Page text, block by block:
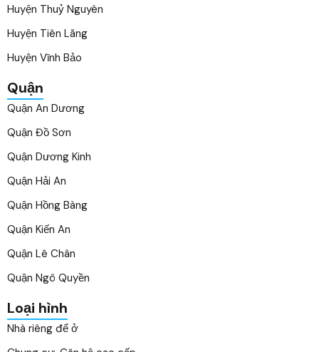
Huyện Thuỷ Nguyên
Huyện Tiên Lãng
Huyện Vĩnh Bảo
Quận
Quận An Dương
Quận Đồ Sơn
Quận Dương Kinh
Quận Hải An
Quận Hồng Bàng
Quận Kiến An
Quận Lê Chân
Quận Ngô Quyền
Loại hình
Nhà riêng để ở